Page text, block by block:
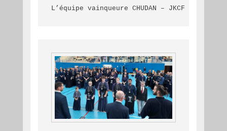
L’équipe vainqueure CHUDAN – JKCF 1 –